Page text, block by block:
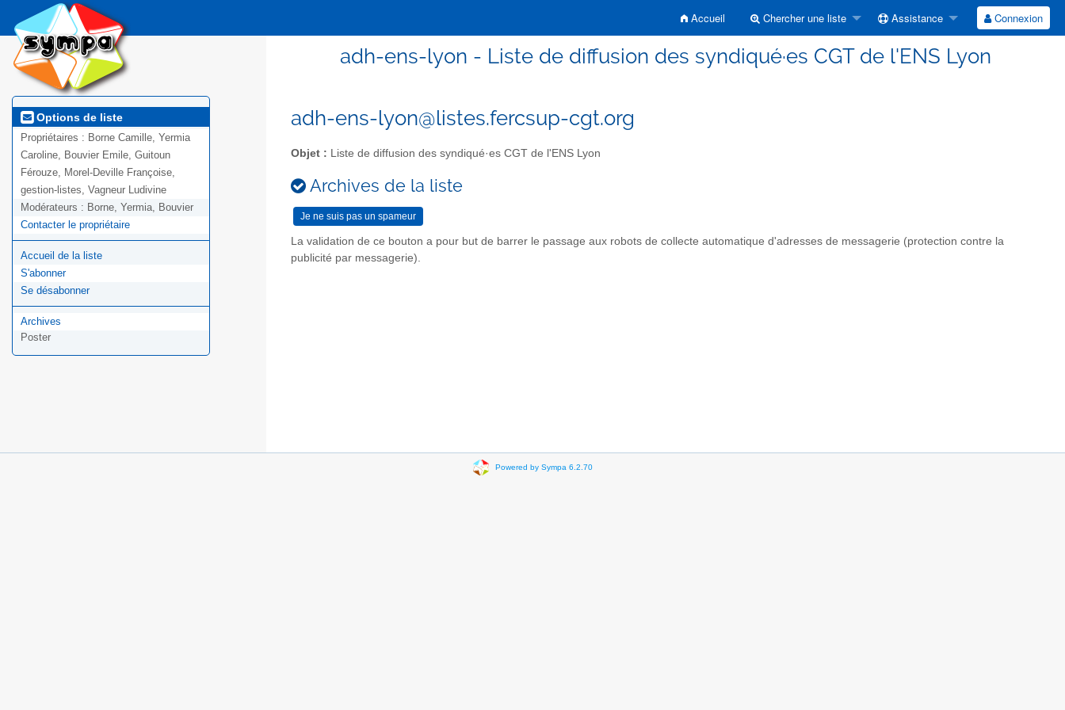
Accueil Chercher une liste Assistance Connexion
adh-ens-lyon - Liste de diffusion des syndiqué·es CGT de l'ENS Lyon
Options de liste
Propriétaires : Borne Camille, Yermia
Caroline, Bouvier Emile, Guitoun
Férouze, Morel-Deville Françoise,
gestion-listes, Vagneur Ludivine
Modérateurs : Borne, Yermia, Bouvier
Contacter le propriétaire
Accueil de la liste
S'abonner
Se désabonner
Archives
Poster
adh-ens-lyon@listes.fercsup-cgt.org
Objet : Liste de diffusion des syndiqué·es CGT de l'ENS Lyon
Archives de la liste
La validation de ce bouton a pour but de barrer le passage aux robots de collecte automatique d'adresses de messagerie (protection contre la
publicité par messagerie).
Powered by Sympa 6.2.70